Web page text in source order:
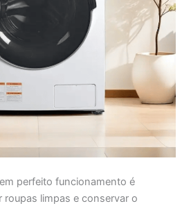
em perfeito funcionamento é
roupas limpas e conservar o